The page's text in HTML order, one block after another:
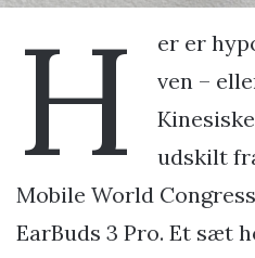
H
er er
ven –
udskilt
Mobile World
EarBuds 3 Pro. Et sæt